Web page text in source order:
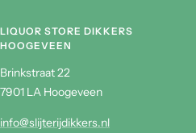
LIQUOR STORE DIKKERS
HOOGEVEEN
Brinkstraat 22
7901 LA Hoogeveen
info@slijterijdikkers.nl